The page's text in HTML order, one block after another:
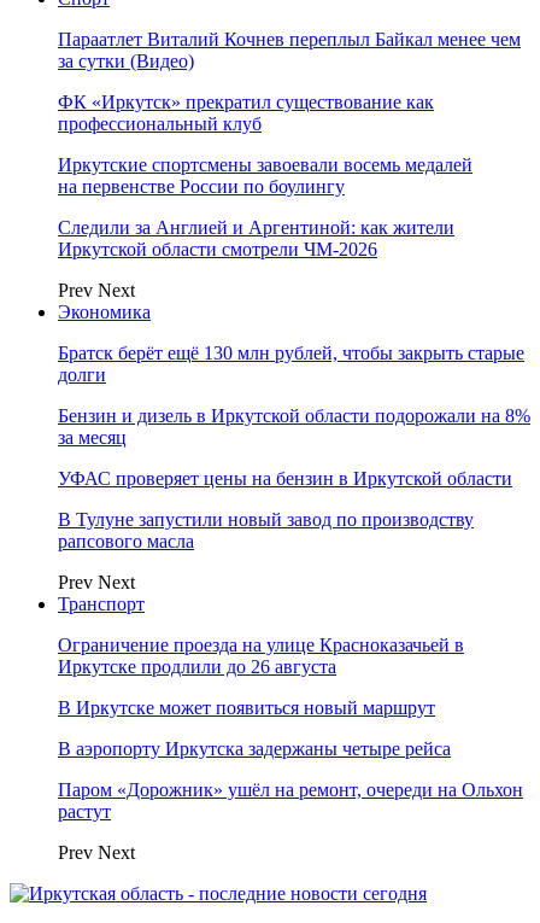
Параатлет Виталий Кочнев переплыл Байкал менее чем
за сутки (Видео)
ФК «Иркутск» прекратил существование как
профессиональный клуб
Иркутские спортсмены завоевали восемь медалей
на первенстве России по боулингу
Следили за Англией и Аргентиной: как жители
Иркутской области смотрели ЧМ-2026
Prev Next
Экономика
Братск берёт ещё 130 млн рублей, чтобы закрыть старые
долги
Бензин и дизель в Иркутской области подорожали на 8%
за месяц
УФАС проверяет цены на бензин в Иркутской области
В Тулуне запустили новый завод по производству
рапсового масла
Prev Next
Транспорт
Ограничение проезда на улице Красноказачьей в
Иркутске продлили до 26 августа
В Иркутске может появиться новый маршрут
В аэропорту Иркутска задержаны четыре рейса
Паром «Дорожник» ушёл на ремонт, очереди на Ольхон
растут
Prev Next